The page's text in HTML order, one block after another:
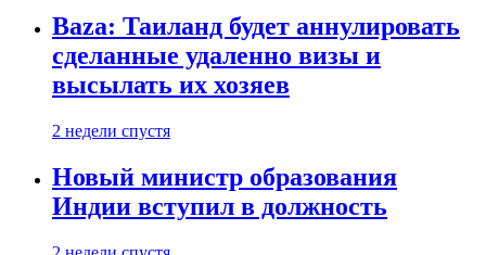
Baza: Таиланд будет аннулировать
сделанные удаленно визы и
высылать их хозяев
2 недели спустя
Новый министр образования
Индии вступил в должность